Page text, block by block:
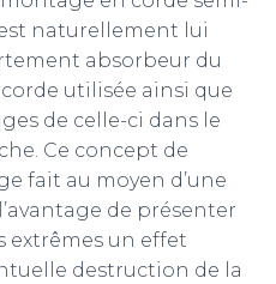
naturellement lui
absorbeur du
utilisée ainsi que
de celle-ci dans le
Ce concept de
fait au moyen d’une
de présenter
extrêmes un effet
destruction de la